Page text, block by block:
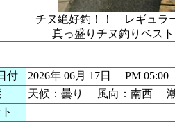
チヌ絶好釣！！ レギュラ
真っ盛りチヌ釣りベ
付
2026年 06月 17日 PM
天候：曇り 風向：南西